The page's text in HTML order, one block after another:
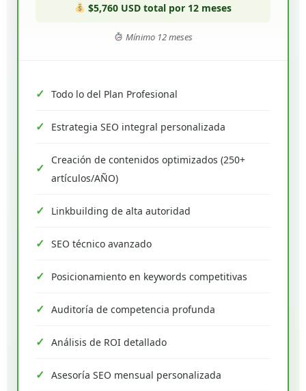
$5,760 USD total por 12 meses
Mínimo 12 meses
Todo lo del Plan Profesional
Estrategia SEO integral personalizada
Creación de contenidos optimizados (250+
artículos/AÑO)
Linkbuilding de alta autoridad
SEO técnico avanzado
Posicionamiento en keywords competitivas
Auditoría de competencia profunda
Análisis de ROI detallado
Asesoría SEO mensual personalizada